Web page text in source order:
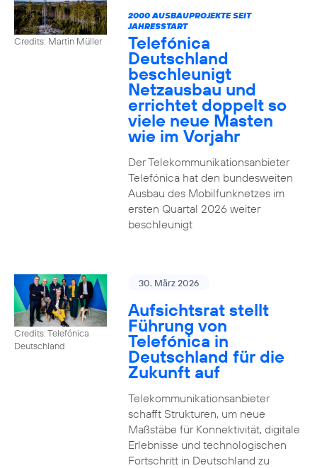
Credits: Martin Müller
2000 AUSBAUPROJEKTE SEIT
JAHRESSTART
Telefónica
Deutschland
beschleunigt
Netzausbau und
errichtet doppelt so
viele neue Masten
wie im Vorjahr
Der Telekommunikationsanbieter
Telefónica hat den bundesweiten
Ausbau des Mobilfunknetzes im
ersten Quartal 2026 weiter
beschleunigt
Credits: Telefónica
Deutschland
30. März 2026
Aufsichtsrat stellt
Führung von
Telefónica in
Deutschland für die
Zukunft auf
Telekommunikationsanbieter
schafft Strukturen, um neue
Maßstäbe für Konnektivität, digitale
Erlebnisse und technologischen
Fortschritt in Deutschland zu